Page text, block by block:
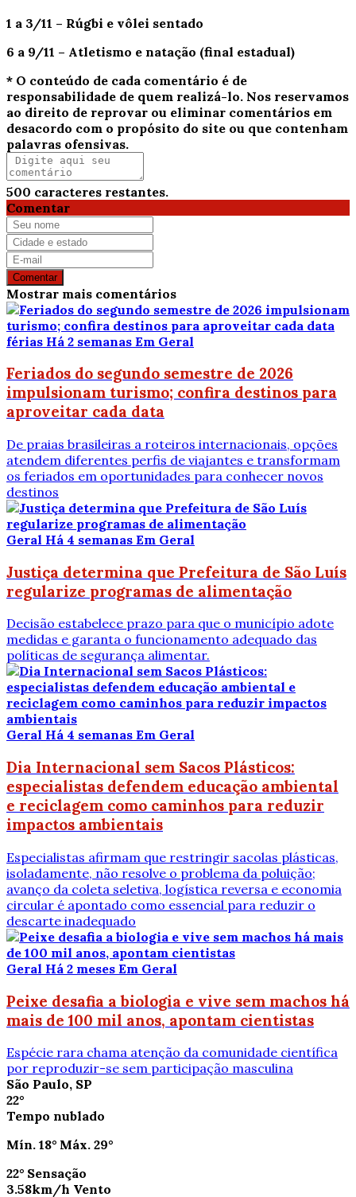
1 a 3/11 – Rúgbi e vôlei sentado
6 a 9/11 – Atletismo e natação (final estadual)
* O conteúdo de cada comentário é de
responsabilidade de quem realizá-lo. Nos reservamos
ao direito de reprovar ou eliminar comentários em
desacordo com o propósito do site ou que contenham
palavras ofensivas.
500 caracteres restantes.
Comentar
Comentar
Mostrar mais comentários
férias Há 2 semanas Em Geral
Feriados do segundo semestre de 2026
impulsionam turismo; confira destinos para
aproveitar cada data
De praias brasileiras a roteiros internacionais, opções
atendem diferentes perfis de viajantes e transformam
os feriados em oportunidades para conhecer novos
destinos
Geral Há 4 semanas Em Geral
Justiça determina que Prefeitura de São Luís
regularize programas de alimentação
Decisão estabelece prazo para que o município adote
medidas e garanta o funcionamento adequado das
políticas de segurança alimentar.
Geral Há 4 semanas Em Geral
Dia Internacional sem Sacos Plásticos:
especialistas defendem educação ambiental
e reciclagem como caminhos para reduzir
impactos ambientais
Especialistas afirmam que restringir sacolas plásticas,
isoladamente, não resolve o problema da poluição;
avanço da coleta seletiva, logística reversa e economia
circular é apontado como essencial para reduzir o
descarte inadequado
Geral Há 2 meses Em Geral
Peixe desafia a biologia e vive sem machos há
mais de 100 mil anos, apontam cientistas
Espécie rara chama atenção da comunidade científica
por reproduzir-se sem participação masculina
São Paulo, SP
22°
Tempo nublado
Mín. 18° Máx. 29°
22° Sensação
3.58km/h Vento